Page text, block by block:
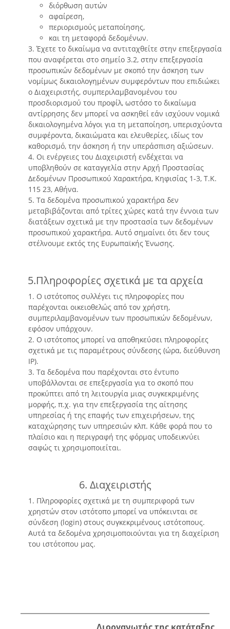
διόρθωση αυτών
αφαίρεση,
περιορισμούς μεταποίησης,
και τη μεταφορά δεδομένων.
3. Έχετε το δικαίωμα να αντιταχθείτε στην επεξεργασία
που αναφέρεται στο σημείο 3.2, στην επεξεργασία
προσωπικών δεδομένων με σκοπό την άσκηση των
νομίμως δικαιολογημένων συμφερόντων που επιδιώκει
ο Διαχειριστής, συμπεριλαμβανομένου του
προσδιορισμού του προφίλ, ωστόσο το δικαίωμα
αντίρρησης δεν μπορεί να ασκηθεί εάν ισχύουν νομικά
δικαιολογημένα λόγοι για τη μεταποίηση, υπερισχύοντα
συμφέροντα, δικαιώματα και ελευθερίες, ιδίως τον
καθορισμό, την άσκηση ή την υπεράσπιση αξιώσεων.
4. Οι ενέργειες του Διαχειριστή ενδέχεται να
υποβληθούν σε καταγγελία στην Αρχή Προστασίας
Δεδομένων Προσωπικού Χαρακτήρα, Κηφισίας 1-3, Τ.Κ.
115 23, Αθήνα.
5. Τα δεδομένα προσωπικού χαρακτήρα δεν
μεταβιβάζονται από τρίτες χώρες κατά την έννοια των
διατάξεων σχετικά με την προστασία των δεδομένων
προσωπικού χαρακτήρα. Αυτό σημαίνει ότι δεν τους
στέλνουμε εκτός της Ευρωπαϊκής Ένωσης.
5.Πληροφορίες σχετικά με τα αρχεία
1. Ο ιστότοπος συλλέγει τις πληροφορίες που
παρέχονται οικειοθελώς από τον χρήστη,
συμπεριλαμβανομένων των προσωπικών δεδομένων,
εφόσον υπάρχουν.
2. Ο ιστότοπος μπορεί να αποθηκεύσει πληροφορίες
σχετικά με τις παραμέτρους σύνδεσης (ώρα, διεύθυνση
IP).
3. Τα δεδομένα που παρέχονται στο έντυπο
υποβάλλονται σε επεξεργασία για το σκοπό που
προκύπτει από τη λειτουργία μιας συγκεκριμένης
μορφής, π.χ. για την επεξεργασία της αίτησης
υπηρεσίας ή της επαφής των επιχειρήσεων, της
καταχώρησης των υπηρεσιών κλπ. Κάθε φορά που το
πλαίσιο και η περιγραφή της φόρμας υποδεικνύει
σαφώς τι χρησιμοποιείται.
6. Διαχειριστής
1. Πληροφορίες σχετικά με τη συμπεριφορά των
χρηστών στον ιστότοπο μπορεί να υπόκεινται σε
σύνδεση (login) στους συγκεκριμένους ιστότοπους.
Αυτά τα δεδομένα χρησιμοποιούνται για τη διαχείριση
του ιστότοπου μας.